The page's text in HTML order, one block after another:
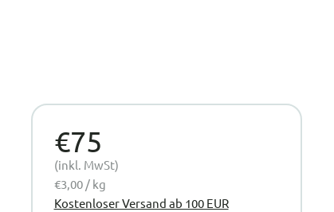
€75
(inkl. MwSt)
€3,00 / kg
Kostenloser Versand ab 100 EUR